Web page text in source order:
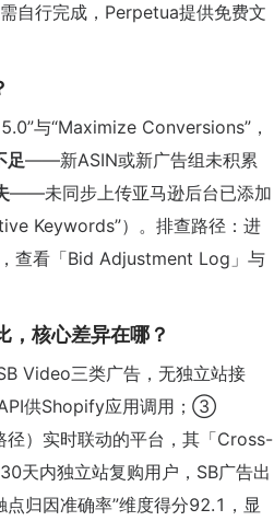
自行完成，Perpetua提供免费文
与“Maximize Conversions”，
足——新ASIN或新广告组未积累
——未同步上传亚马逊后台已添加
Keywords”）。排查路径：进
查看「Bid Adjustment Log」与
核心差异在哪？
Video三类广告，无独立站接
供Shopify应用调用；③
径）实时联动的平台，其「Cross-
天内独立站复购用户，SB广告出
归因准确率”维度得分92.1，显